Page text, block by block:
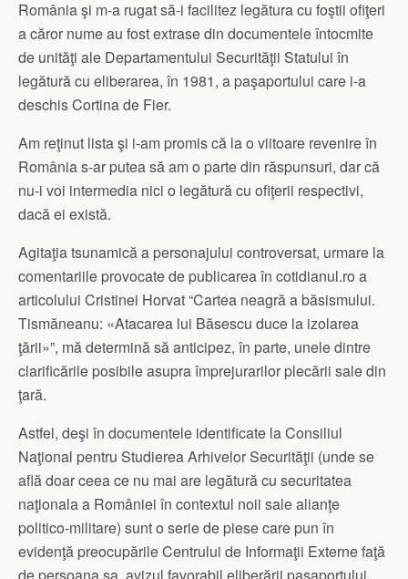
România şi m-a rugat să-i facilitez legătura cu foştii ofiţeri
a căror nume au fost extrase din documentele întocmite
de unităţi ale Departamentului Securităţii Statului în
legătură cu eliberarea, în 1981, a paşaportului care i-a
deschis Cortina de Fier.
Am reţinut lista şi i-am promis că la o viitoare revenire în
România s-ar putea să am o parte din răspunsuri, dar că
nu-i voi intermedia nici o legătură cu ofiţerii respectivi,
dacă ei există.
Agitaţia tsunamică a personajului controversat, urmare la
comentariile provocate de publicarea în cotidianul.ro a
articolului Cristinei Horvat “Cartea neagră a băsismului.
Tismăneanu: «Atacarea lui Băsescu duce la izolarea
ţării»”, mă determină să anticipez, în parte, unele dintre
clarificările posibile asupra împrejurarilor plecării sale din
ţară.
Astfel, deşi în documentele identificate la Consiliul
Naţional pentru Studierea Arhivelor Securităţii (unde se
află doar ceea ce nu mai are legătură cu securitatea
naţionala a României în contextul noii sale alianţe
politico-militare) sunt o serie de piese care pun în
evidenţă preocupările Centrului de Informaţii Externe faţă